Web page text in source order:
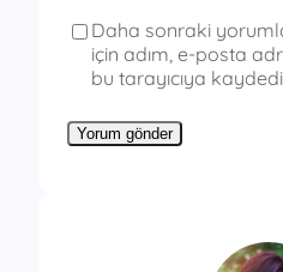
Daha sonraki
için adım, e-posta
bu tarayıcıya